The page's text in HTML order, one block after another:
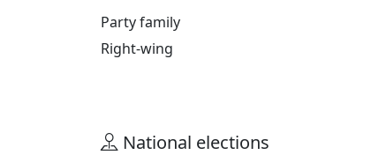
Party family
Right-wing
National elections